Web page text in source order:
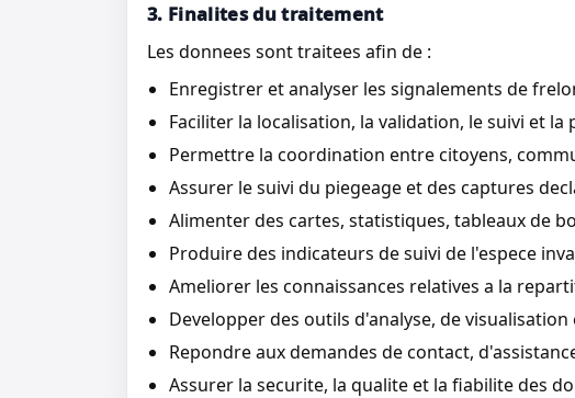
3. Finalites du traitement
Les donnees sont traitees afin de :
Enregistrer et analyser les signalements de
Faciliter la localisation, la validation, le suivi et
Permettre la coordination entre citoyens,
Assurer le suivi du piegeage et des captures
Alimenter des cartes, statistiques, tableaux de
Produire des indicateurs de suivi de l'espece
Ameliorer les connaissances relatives a la
Developper des outils d'analyse, de visualisation
Repondre aux demandes de contact,
Assurer la securite, la qualite et la fiabilite des